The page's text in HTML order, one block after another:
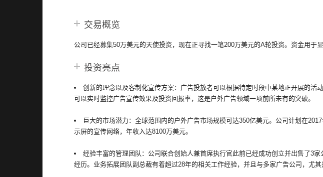
交易概览
公司已经募集50万美元的天使投资，现在正寻找一笔200万美元的A轮投资。资金用于
投资亮点
创新的理念以及客制化宣传方案：广告投放者可以根据特定时段中某地正开展的
可以实时监控广告宣传效果及投资回报率，这是户外广告领域一项前所未有的突破。
巨大的市场潜力：全球范围内的户外广告市场规模可达350亿美元。公司计划在
示屏的宣传网络，年收入达8100万美元。
经验丰富的管理团队：公司联合创始人兼首席执行官此前已经成功创立并出售了3
经历。业务拓展团队副总裁有着超过28年的相关工作经验，并且与多家广告公司，尤